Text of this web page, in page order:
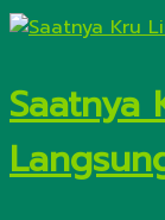
Saatnya